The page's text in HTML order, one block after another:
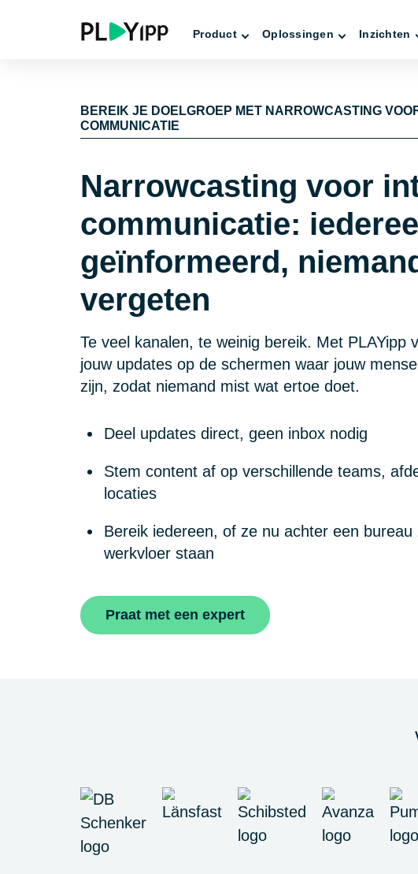
Product Oplossingen Inzichten
BEREIK JE DOELGROEP MET NARROWCASTING
COMMUNICATIE
Narrowcasting voor
communicatie:
geïnformeerd,
vergeten
Te veel kanalen, te weinig bereik. Met PLAYipp
jouw updates op de schermen waar jouw
zijn, zodat niemand mist wat ertoe doet.
Deel updates direct, geen inbox nodig
Stem content af op verschillende teams,
locaties
Bereik iedereen, of ze nu achter een
werkvloer staan
Praat met een expert